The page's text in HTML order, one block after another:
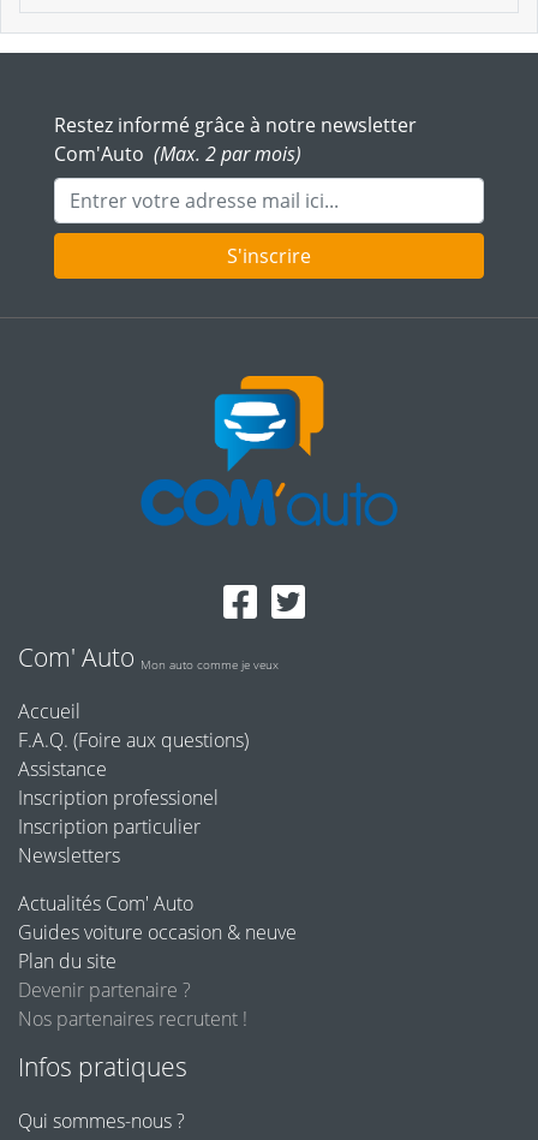
Restez informé grâce à notre newsletter
Com'Auto (Max. 2 par mois)
Adresse mail
S'inscrire
Com' Auto Mon auto comme je veux
Accueil
F.A.Q. (Foire aux questions)
Assistance
Inscription professionel
Inscription particulier
Newsletters
Actualités Com' Auto
Guides voiture occasion & neuve
Plan du site
Devenir partenaire ?
Nos partenaires recrutent !
Infos pratiques
Qui sommes-nous ?